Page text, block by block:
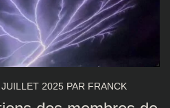
JUILLET 2025 PAR FRANCK